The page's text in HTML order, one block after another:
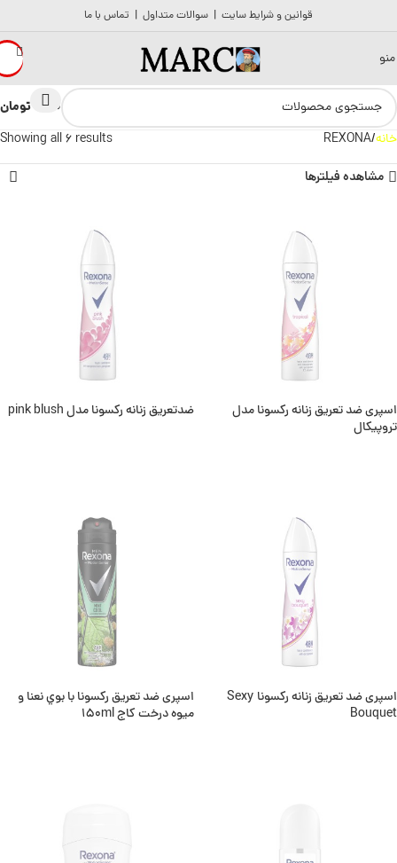
قوانین و شرایط سایت | سوالات متداول | تماس با ما
منو
0 تومان
خانه REXONA
Showing all 6 results
مشاهده فیلترها
اسپری ضد تعریق زنانه رکسونا مدل
تروپیکال
ضدتعریق زنانه رکسونا مدل pink blush
اسپری ضد تعریق زنانه رکسونا Sexy
Bouquet
اسپری ضد تعریق ركسونا با بوي نعنا و
ميوه درخت كاج 150ml